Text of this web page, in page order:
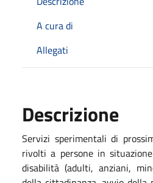
A cura di
Allegati
Descrizione
Servizi sperimentali di
rivolti a persone in
disabilità (adulti, anziani,